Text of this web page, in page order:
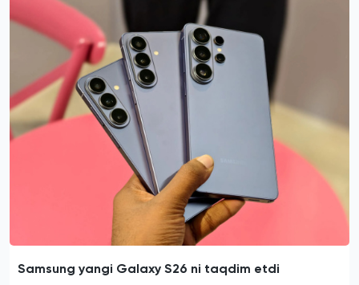
Samsung yangi Galaxy S26 ni taqdim etdi